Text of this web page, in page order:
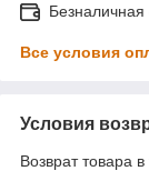
Безналичная
Все условия
Условия
Возврат товара